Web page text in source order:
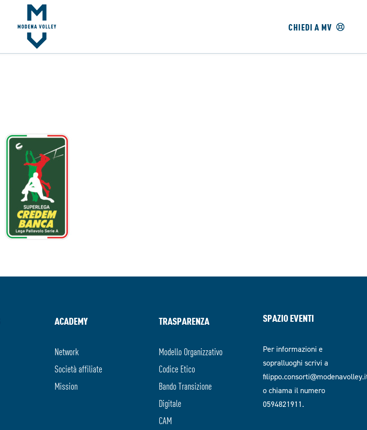
CHIEDI A MV
ACADEMY
Network
Società affiliate
Mission
TRASPARENZA
Modello Organizzativo
Codice Etico
Bando Transizione
Digitale
CAM
SPAZIO EVENTI
Per informazioni e
sopralluoghi scrivi a
o chiama il numero
0594821911.